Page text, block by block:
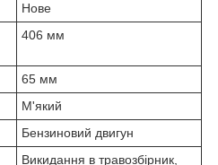
Нове
406 мм
65 мм
М'який
Бензиновий двигун
Викидання в травозбірник,